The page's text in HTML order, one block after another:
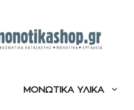
ΜΟΝΩΤΙΚΑ ΥΛΙΚΑ